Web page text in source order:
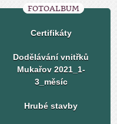
FOTOALBUM
Certifikáty
Dodělávání vnitřků
Mukařov 2021_1-
3_měsíc
Hrubé stavby